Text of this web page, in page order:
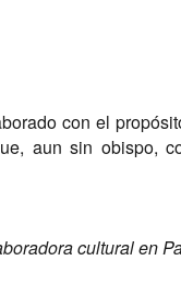
con el
aun sin obispo,
cultural en